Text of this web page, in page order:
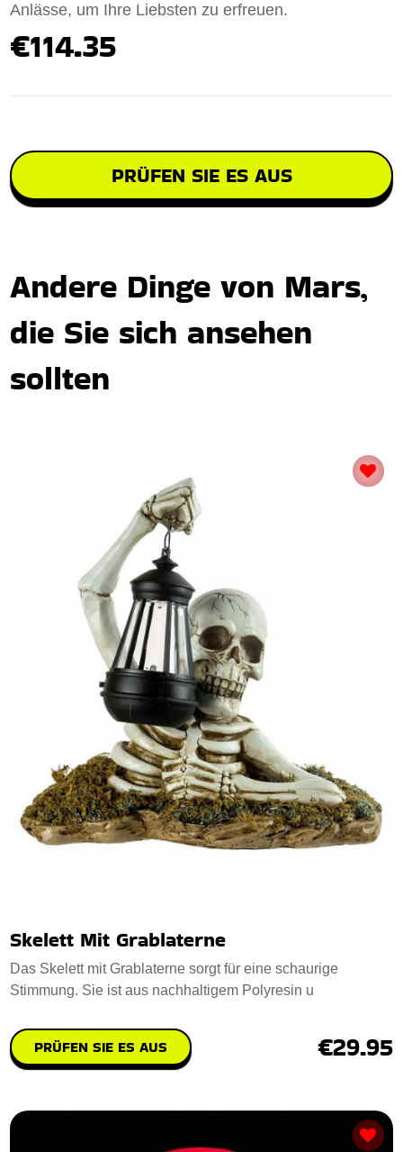
Anlässe, um Ihre Liebsten zu erfreuen.
€114.35
PRÜFEN SIE ES AUS
Andere Dinge von Mars,
die Sie sich ansehen
sollten
Skelett Mit Grablaterne
Das Skelett mit Grablaterne sorgt für eine schaurige
Stimmung. Sie ist aus nachhaltigem Polyresin u
PRÜFEN SIE ES AUS €29.95